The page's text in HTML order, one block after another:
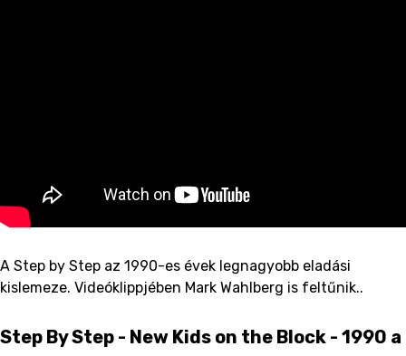
A Step by Step az 1990-es évek legnagyobb eladási
kislemeze. Videóklippjében Mark Wahlberg is feltűnik..
Step By Step - New Kids on the Block - 1990 a